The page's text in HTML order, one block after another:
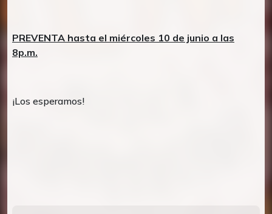
PREVENTA hasta el miércoles 10 de junio a las
8p.m.
¡Los esperamos!